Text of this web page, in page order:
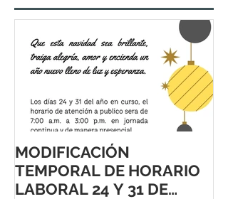
MODIFICACIÓN
TEMPORAL DE HORARIO
LABORAL 24 Y 31 DE